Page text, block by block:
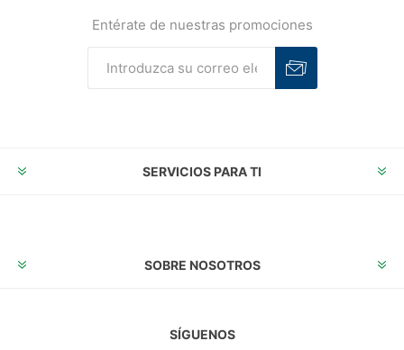
Entérate de nuestras promociones
SERVICIOS PARA TI
SOBRE NOSOTROS
SÍGUENOS